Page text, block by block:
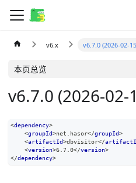
v6.x v6.7.0 (2026-02-
本页总览
v6.7.0 (2026-02-
<dependency>
<groupId>net.hasor</groupId>
<artifactId>dbvisitor</
<version>6.7.0</version>
</dependency>